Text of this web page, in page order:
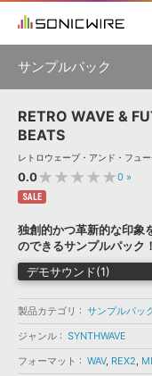
ソフト音源 »
プラグイン・エフェ
サンプルパック »
ソフトウェア／ツ
DAW »
キャンペーン »
特集 »
ニュースレター »
SONICWIREブログ
製品サポート情報 »
DTMガイド »
FAQ »
初音ミク NT 鏡音リ
KAITO V3
VIENNA
EZ
ソフト音源 プラ
ソフトウェア／ツ
サンプルパック
製品一覧
ジャンル
フォーマット
RETRO WAVE &
BEATS
レトロウェーブ・アンド・フュ
0.0★★★★★0 »
SALE
独創的かつ革新的な印象
のできるサンプルパック！
デモサウンド(1)
製品カテゴリ
サンプルパッ
ジャンル
SYNTHWAVE
フォーマット
WAV, REX2,